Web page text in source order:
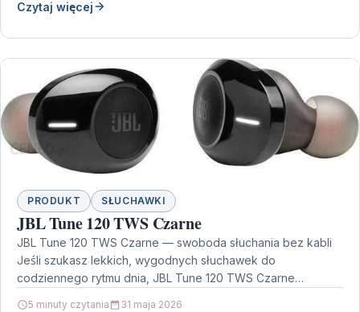
Czytaj więcej
PRODUKT SŁUCHAWKI
JBL Tune 120 TWS Czarne
JBL Tune 120 TWS Czarne — swoboda słuchania bez kabli
Jeśli szukasz lekkich, wygodnych słuchawek do
codziennego rytmu dnia, JBL Tune 120 TWS Czarne…
5 minuty czytania 31 maja 2026